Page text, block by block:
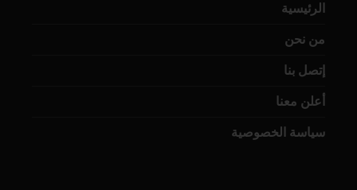
الرئيسية
من نحن
إتصل بنا
أعلن معنا
سياسة الخصوصية